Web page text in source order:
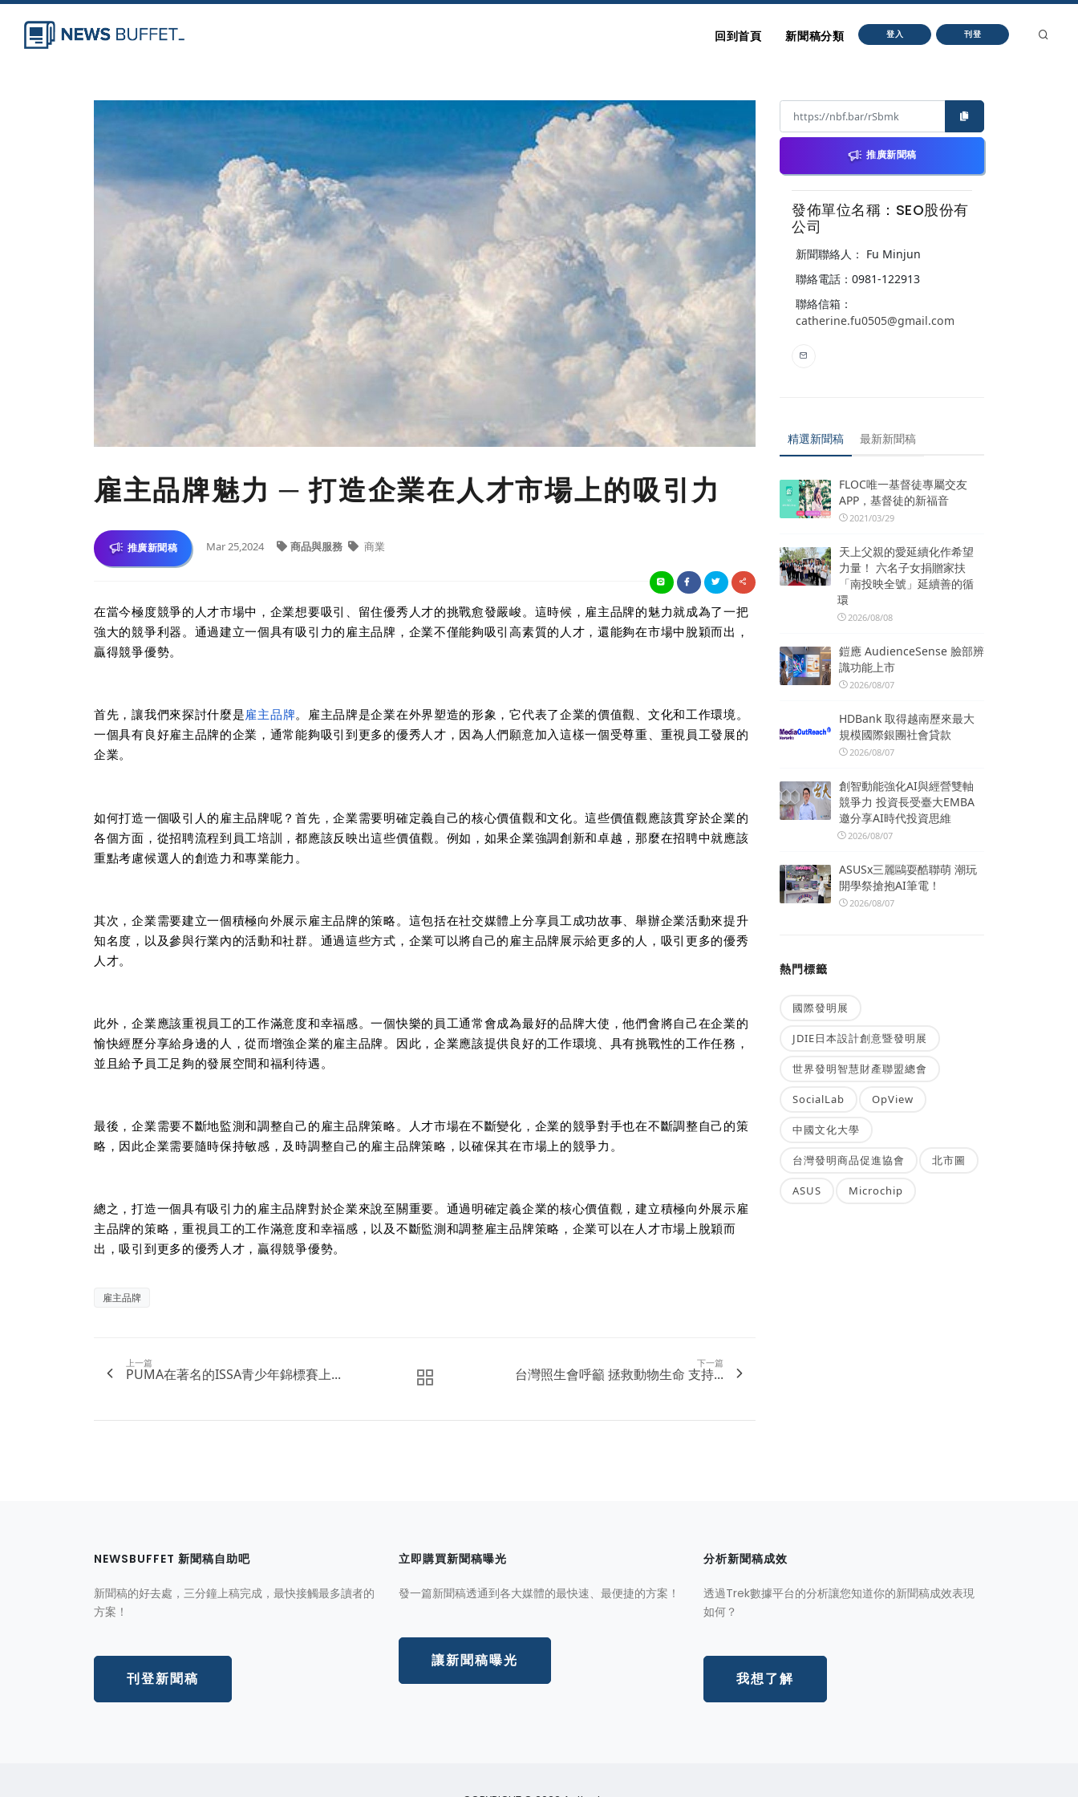
回到首頁 新聞稿分類 登入 刊登
雇主品牌魅力 ─ 打造企業在人才市場上的吸引力
推廣新聞稿 Mar 25,2024 商品與服務 商業
在當今極度競爭的人才市場中，企業想要吸引、留住優秀人才的挑戰愈發嚴峻。這時候，雇主品牌的魅力就成為了一把
強大的競爭利器。通過建立一個具有吸引力的雇主品牌，企業不僅能夠吸引高素質的人才，還能夠在市場中脫穎而出，
贏得競爭優勢。
首先，讓我們來探討什麼是雇主品牌。雇主品牌是企業在外界塑造的形象，它代表了企業的價值觀、文化和工作環境。
一個具有良好雇主品牌的企業，通常能夠吸引到更多的優秀人才，因為人們願意加入這樣一個受尊重、重視員工發展的
企業。
如何打造一個吸引人的雇主品牌呢？首先，企業需要明確定義自己的核心價值觀和文化。這些價值觀應該貫穿於企業的
各個方面，從招聘流程到員工培訓，都應該反映出這些價值觀。例如，如果企業強調創新和卓越，那麼在招聘中就應該
重點考慮候選人的創造力和專業能力。
其次，企業需要建立一個積極向外展示雇主品牌的策略。這包括在社交媒體上分享員工成功故事、舉辦企業活動來提升
知名度，以及參與行業內的活動和社群。通過這些方式，企業可以將自己的雇主品牌展示給更多的人，吸引更多的優秀
人才。
此外，企業應該重視員工的工作滿意度和幸福感。一個快樂的員工通常會成為最好的品牌大使，他們會將自己在企業的
愉快經歷分享給身邊的人，從而增強企業的雇主品牌。因此，企業應該提供良好的工作環境、具有挑戰性的工作任務，
並且給予員工足夠的發展空間和福利待遇。
最後，企業需要不斷地監測和調整自己的雇主品牌策略。人才市場在不斷變化，企業的競爭對手也在不斷調整自己的策
略，因此企業需要隨時保持敏感，及時調整自己的雇主品牌策略，以確保其在市場上的競爭力。
總之，打造一個具有吸引力的雇主品牌對於企業來說至關重要。通過明確定義企業的核心價值觀，建立積極向外展示雇
主品牌的策略，重視員工的工作滿意度和幸福感，以及不斷監測和調整雇主品牌策略，企業可以在人才市場上脫穎而
出，吸引到更多的優秀人才，贏得競爭優勢。
雇主品牌
上一篇
PUMA在著名的ISSA青少年錦標賽上...
下一篇
台灣照生會呼籲 拯救動物生命 支持...
推廣新聞稿
發佈單位名稱：SEO股份有
公司
新聞聯絡人： Fu Minjun
聯絡電話：0981-122913
聯絡信箱：
catherine.fu0505@gmail.com
精選新聞稿 最新新聞稿
FLOC唯一基督徒專屬交友
APP，基督徒的新福音
2021/03/29
天上父親的愛延續化作希望
力量！ 六名子女捐贈家扶
「南投映全號」延續善的循
環
2026/08/08
鎧應 AudienceSense 臉部辨
識功能上市
2026/08/07
HDBank 取得越南歷來最大
規模國際銀團社會貸款
2026/08/07
創智動能強化AI與經營雙軸
競爭力 投資長受臺大EMBA
邀分享AI時代投資思維
2026/08/07
ASUSx三麗鷗耍酷聯萌 潮玩
開學祭搶抱AI筆電！
2026/08/07
熱門標籤
國際發明展
JDIE日本設計創意暨發明展
世界發明智慧財產聯盟總會
SocialLab OpView
中國文化大學
台灣發明商品促進協會 北市圖
ASUS Microchip
NEWSBUFFET 新聞稿自助吧
新聞稿的好去處，三分鐘上稿完成，最快接觸最多讀者的
方案！
刊登新聞稿
立即購買新聞稿曝光
發一篇新聞稿透通到各大媒體的最快速、最便捷的方案！
讓新聞稿曝光
分析新聞稿成效
透過Trek數據平台的分析讓您知道你的新聞稿成效表現
如何？
我想了解